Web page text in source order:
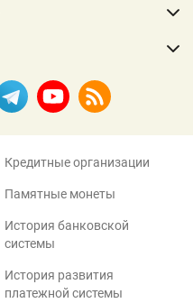
Кредитные организации
Памятные монеты
История банковской
системы
История развития
платежной системы